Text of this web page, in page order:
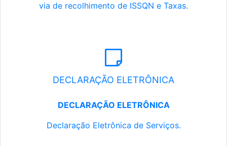
via de recolhimento de ISSQN e Taxas.
DECLARAÇÃO ELETRÔNICA
DECLARAÇÃO ELETRÔNICA
Declaração Eletrônica de Serviços.